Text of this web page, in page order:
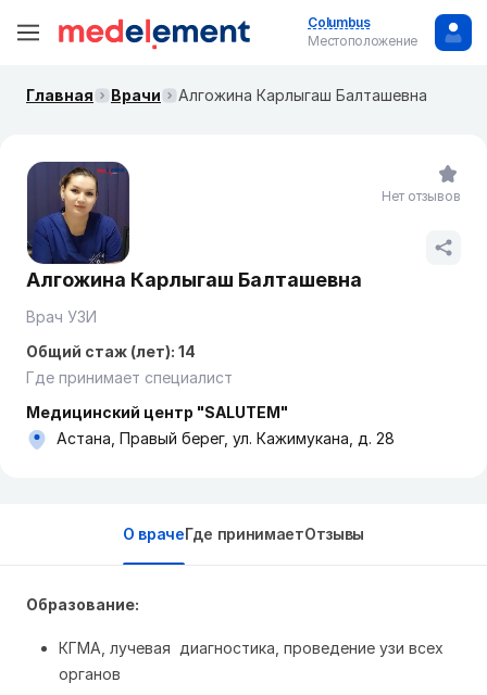
Columbus
Местоположение
Главная Врачи Алгожина Карлыгаш Балташевна
Алгожина Карлыгаш Балташевна
Врач УЗИ
Общий стаж (лет): 14
Где принимает специалист
Медицинский центр "SALUTEM"
Астана, Правый берег, ул. Кажимукана, д. 28
Нет отзывов
О врачеГде принимаетОтзывы
Образование:
КГМА, лучевая диагностика, проведение узи всех
органов